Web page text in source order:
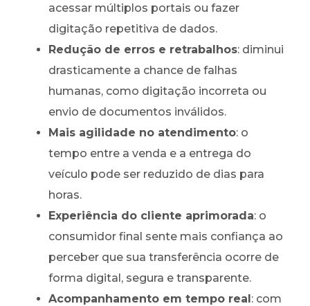
acessar múltiplos portais ou fazer
digitação repetitiva de dados.
Redução de erros e retrabalhos: diminui
drasticamente a chance de falhas
humanas, como digitação incorreta ou
envio de documentos inválidos.
Mais agilidade no atendimento: o
tempo entre a venda e a entrega do
veículo pode ser reduzido de dias para
horas.
Experiência do cliente aprimorada: o
consumidor final sente mais confiança ao
perceber que sua transferência ocorre de
forma digital, segura e transparente.
Acompanhamento em tempo real: com